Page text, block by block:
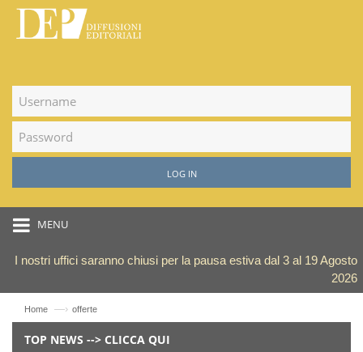
LOG IN
MENU
I nostri uffici saranno chiusi per la pausa estiva dal 3 al 19 Agosto
2026
Home —› offerte
TOP NEWS --> CLICCA QUI